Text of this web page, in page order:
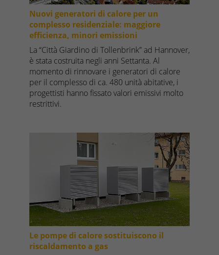
Nuovi generatori di calore per un
complesso residenziale: maggiore
efficienza, minori emissioni
La “Città Giardino di Tollenbrink” ad Hannover,
è stata costruita negli anni Settanta. Al
momento di rinnovare i generatori di calore
per il complesso di ca. 480 unità abitative, i
progettisti hanno fissato valori emissivi molto
restrittivi.
Le pompe di calore sostituiscono il
riscaldamento a gas